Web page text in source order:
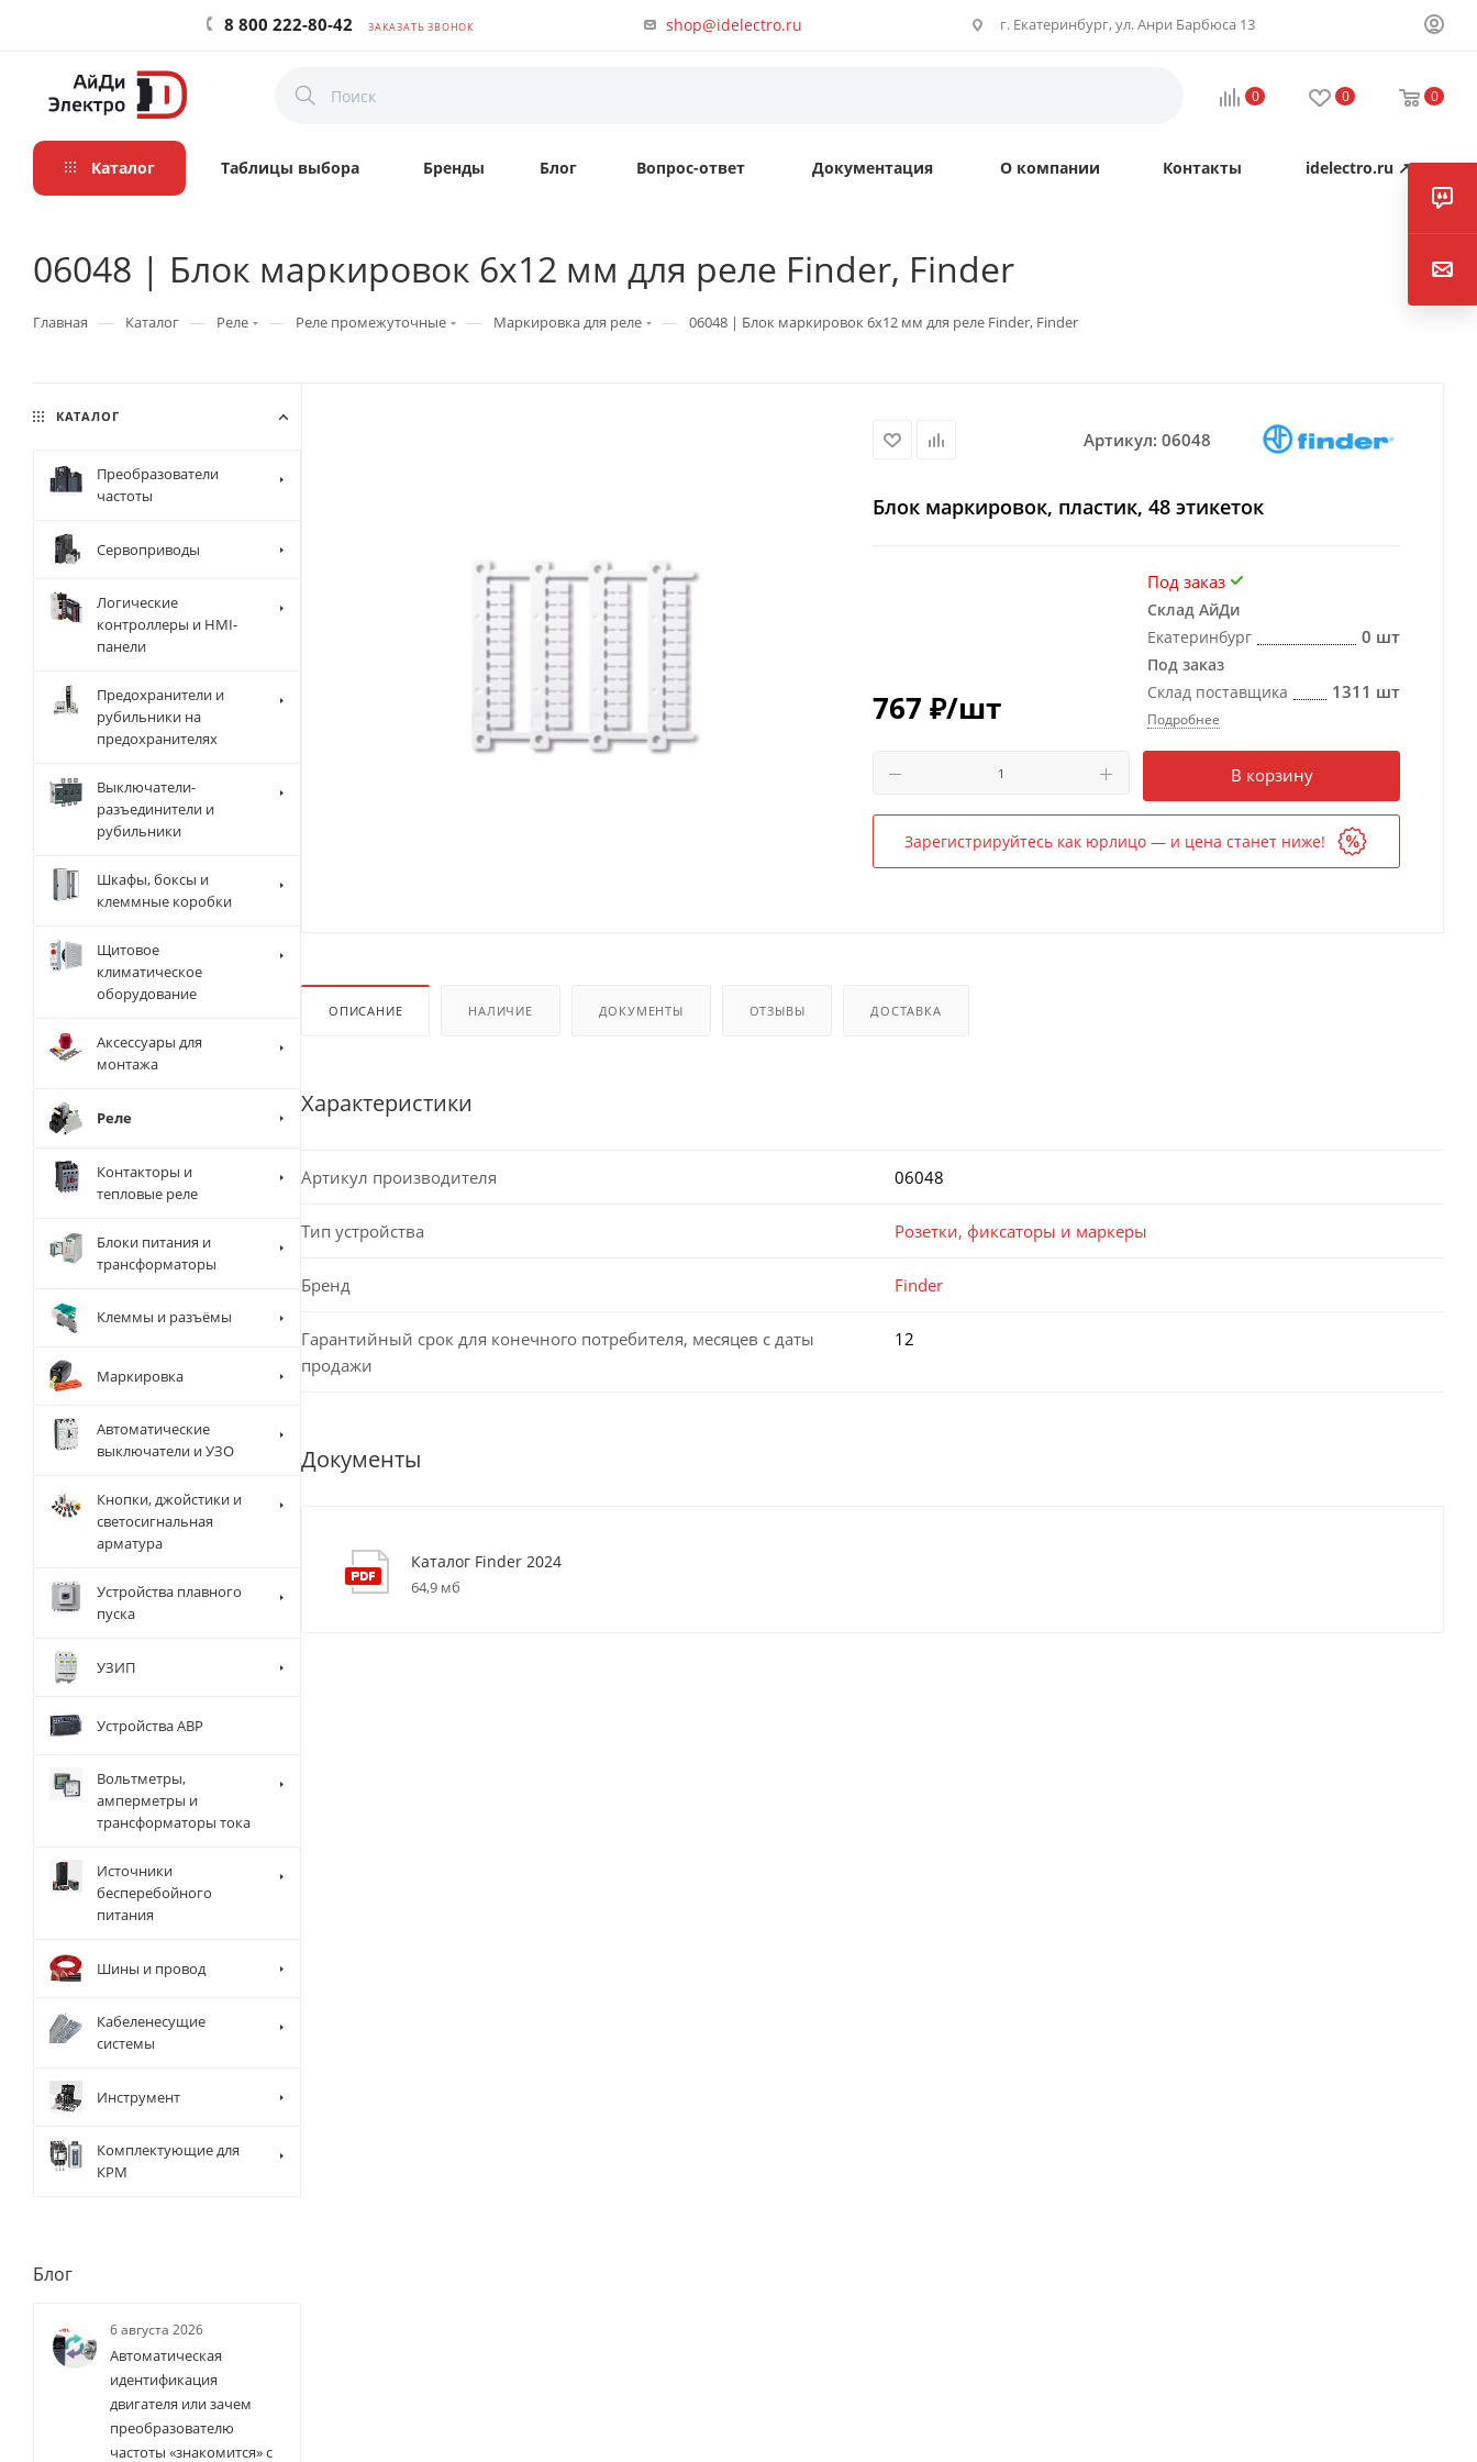
8 800 222-80-42 ЗАКАЗАТЬ ЗВОНОК shop@idelectro.ru г. Екатеринбург, ул. Анри Барбюса 13
0 0 0
Каталог Таблицы выбора Бренды Блог Вопрос-ответ Документация О компании Контакты idelectro.ru ↗
06048 | Блок маркировок 6х12 мм для реле Finder, Finder
Главная — Каталог — Реле — Реле промежуточные — Маркировка для реле — 06048 | Блок маркировок 6х12 мм для реле Finder, Finder
Артикул: 06048
Блок маркировок, пластик, 48 этикеток
767 ₽/шт
Под заказ
Склад АйДи
Екатеринбург
0 шт
Под заказ
Склад поставщика
1311 шт
Подробнее
В корзину
Зарегистрируйтесь как юрлицо — и цена станет ниже!
ОПИСАНИЕ НАЛИЧИЕ ДОКУМЕНТЫ ОТЗЫВЫ ДОСТАВКА
Характеристики
Артикул производителя 06048
Тип устройства Розетки, фиксаторы и маркеры
Бренд Finder
Гарантийный срок для конечного потребителя, месяцев с даты
продажи
12
Документы
Каталог Finder 2024
64,9 мб
КАТАЛОГ
Преобразователи
частоты
Сервоприводы
Логические
контроллеры и HMI-
панели
Предохранители и
рубильники на
предохранителях
Выключатели-
разъединители и
рубильники
Шкафы, боксы и
клеммные коробки
Щитовое
климатическое
оборудование
Аксессуары для
монтажа
Реле
Контакторы и
тепловые реле
Блоки питания и
трансформаторы
Клеммы и разъёмы
Маркировка
Автоматические
выключатели и УЗО
Кнопки, джойстики и
светосигнальная
арматура
Устройства плавного
пуска
УЗИП
Устройства АВР
Вольтметры,
амперметры и
трансформаторы тока
Источники
бесперебойного
питания
Шины и провод
Кабеленесущие
системы
Инструмент
Комплектующие для
КРМ
Блог
6 августа 2026
Автоматическая
идентификация
двигателя или зачем
преобразователю
частоты «знакомится» с